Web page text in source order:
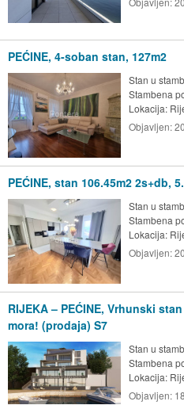
PEĆINE, 4-soban stan, 127m2
Stan u
Stambena
Lokacija:
Objavljen:
PEĆINE, stan 106.45m2 2s+db,
Stan u
Stambena
Lokacija:
Objavljen:
RIJEKA – PEĆINE, Vrhunski
mora! (prodaja) S7
Stan u
Stambena
Lokacija:
Objavljen: